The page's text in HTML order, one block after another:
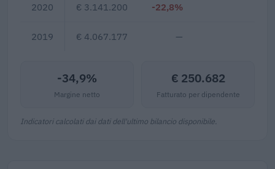
2020 € 3.141.200 -22,8%
2019 € 4.067.177 —
-34,9%
Margine netto
€ 250.682
Fatturato per dipendente
Indicatori calcolati dai dati dell'ultimo bilancio disponibile.